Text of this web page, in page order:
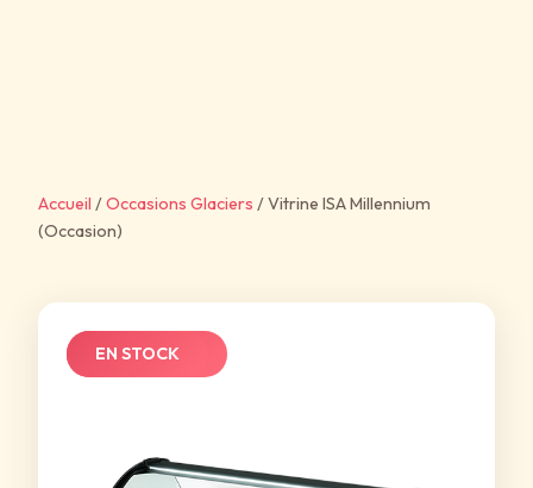
Accueil /Occasions Glaciers /Vitrine ISA Millennium
(Occasion)
⚡ OCCASION
EN STOCK